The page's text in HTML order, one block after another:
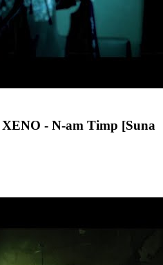
- N-am Timp [Suna